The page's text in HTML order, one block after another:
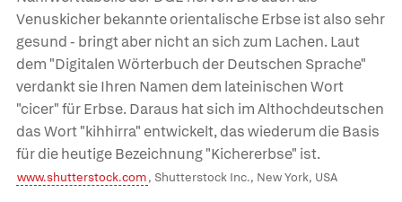
Venuskicher bekannte orientalische Erbse ist also sehr
gesund - bringt aber nicht an sich zum Lachen. Laut
dem "Digitalen Wörterbuch der Deutschen Sprache"
verdankt sie Ihren Namen dem lateinischen Wort
"cicer" für Erbse. Daraus hat sich im Althochdeutschen
das Wort "kihhirra" entwickelt, das wiederum die Basis
für die heutige Bezeichnung "Kichererbse" ist.
www.shutterstock.com, Shutterstock Inc., New York, USA